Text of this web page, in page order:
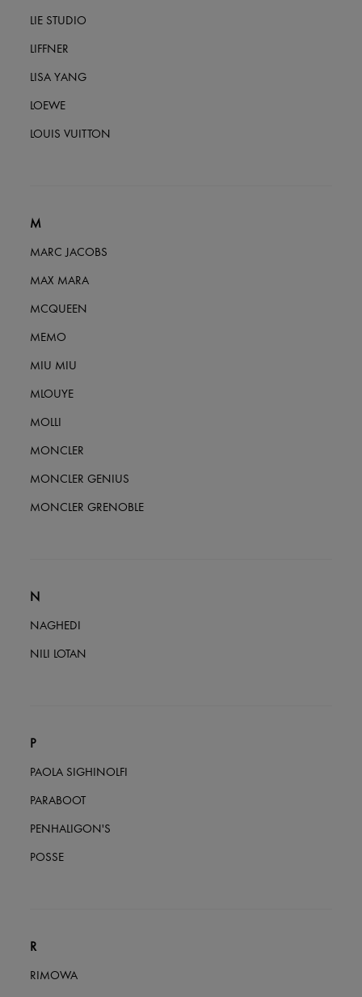
LIE STUDIO
LIFFNER
LISA YANG
LOEWE
LOUIS VUITTON
M
MARC JACOBS
MAX MARA
MCQUEEN
MEMO
MIU MIU
MLOUYE
MOLLI
MONCLER
MONCLER GENIUS
MONCLER GRENOBLE
N
NAGHEDI
NILI LOTAN
P
PAOLA SIGHINOLFI
PARABOOT
PENHALIGON'S
POSSE
R
RIMOWA